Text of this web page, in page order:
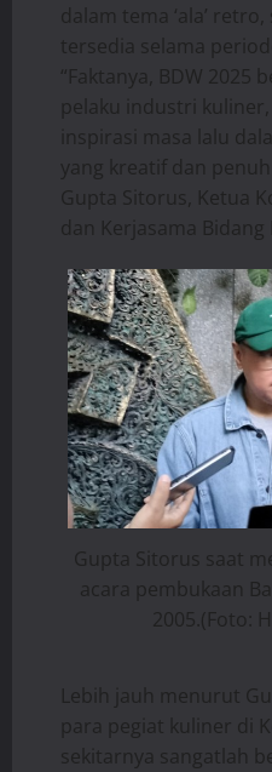
dalam tema ‘ala’
tersedia selama
“Faktanya, BDW 2025
pelaku industri
inspirasi masa lalu
yang kreatif dan
Gupta Sitorus, Ketua
dan Kerjasama Bidang
Gupta Sitorus saat
acara pembukaan
2005.(Foto:
Lebih jauh menurut
para pegiat kuliner di
sekitarnya sangatlah